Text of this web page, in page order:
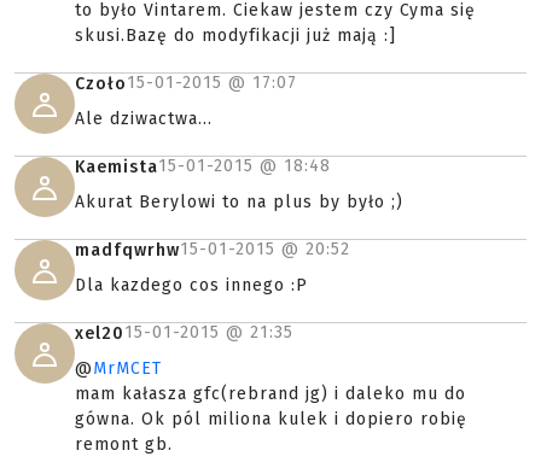
to było Vintarem. Ciekaw jestem czy Cyma się
skusi.Bazę do modyfikacji już mają :]
Czoło15-01-2015 @ 17:07
Ale dziwactwa...
Kaemista15-01-2015 @ 18:48
Akurat Berylowi to na plus by było ;)
madfqwrhw15-01-2015 @ 20:52
Dla kazdego cos innego :P
xel2015-01-2015 @ 21:35
@MrMCET
mam kałasza gfc(rebrand jg) i daleko mu do
gówna. Ok pól miliona kulek i dopiero robię
remont gb.